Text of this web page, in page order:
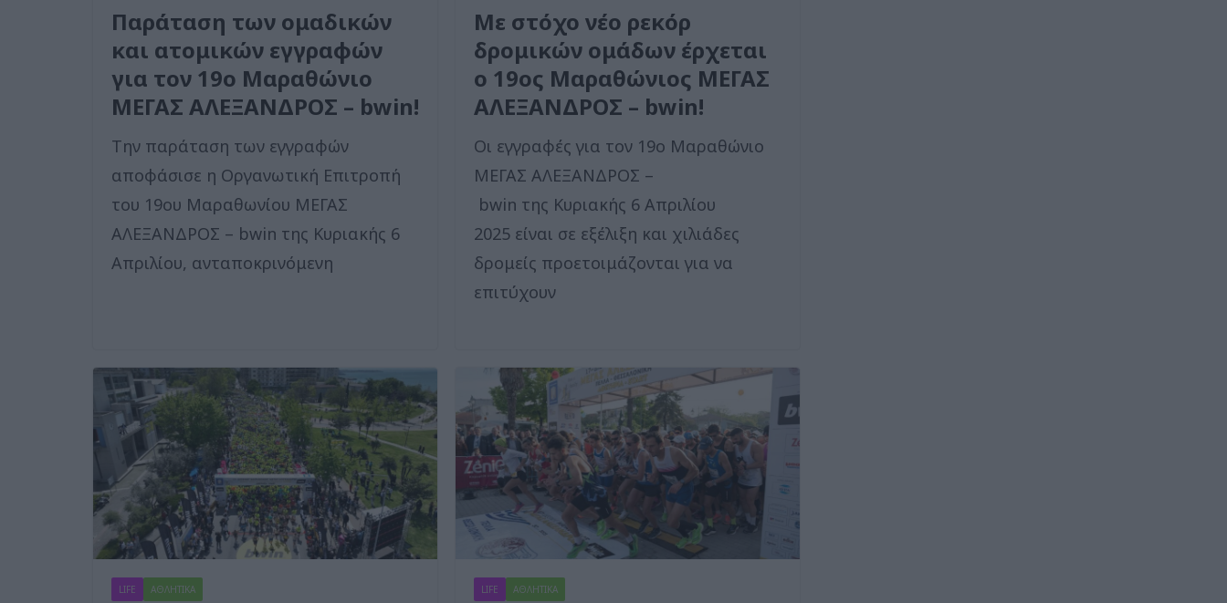
Παράταση των ομαδικών
και ατομικών εγγραφών
για τον 19ο Μαραθώνιο
ΜΕΓΑΣ ΑΛΕΞΑΝΔΡΟΣ – bwin!
Την παράταση των εγγραφών
αποφάσισε η Οργανωτική Επιτροπή
του 19ου Μαραθωνίου ΜΕΓΑΣ
ΑΛΕΞΑΝΔΡΟΣ – bwin της Κυριακής 6
Απριλίου, ανταποκρινόμενη
Με στόχο νέο ρεκόρ
δρομικών ομάδων έρχεται
ο 19ος Μαραθώνιος ΜΕΓΑΣ
ΑΛΕΞΑΝΔΡΟΣ – bwin!
Οι εγγραφές για τον 19ο Μαραθώνιο
ΜΕΓΑΣ ΑΛΕΞΑΝΔΡΟΣ –
bwin της Κυριακής 6 Απριλίου
2025 είναι σε εξέλιξη και χιλιάδες
δρομείς προετοιμάζονται για να
επιτύχουν
LIFE ΑΘΛΗΤΙΚΑ LIFE ΑΘΛΗΤΙΚΑ